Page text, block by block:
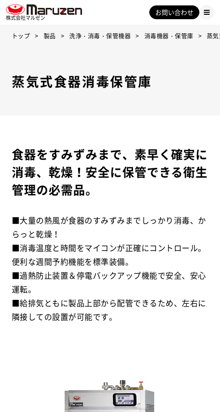
株式会社マルゼン
お問い合わせ
トップ 製品 洗浄・消毒・保管機器 消毒機器・保管庫 蒸
蒸気式食器消毒保管庫
食器をすみずみまで、素早く確実に
消毒、乾燥！安全に保管できる衛生
管理の必需品。
■大量の熱風が食器のすみずみまでしっかり消毒、か
らっと乾燥！
■消毒温度と時間をマイコンが正確にコントロール。
便利な週間予約機能を標準装備。
■過熱防止装置＆停電バックアップ機能で安全、安心
運転。
■給排気ともに製品上部から配管できるため、左右に
隣接しての設置が可能です。